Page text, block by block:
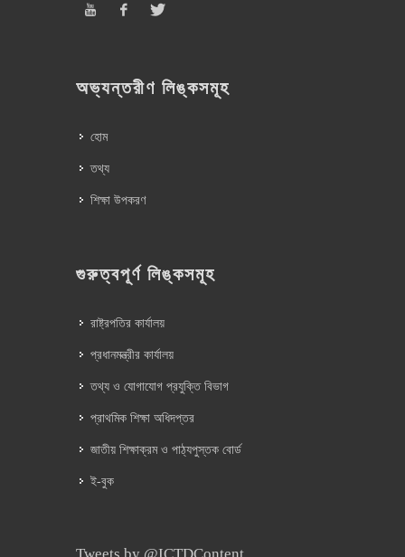
অভ্যন্তরীণ লিঙ্কসমূহ
হোম
তথ্য
শিক্ষা উপকরণ
গুরুত্বপূর্ণ লিঙ্কসমূহ
রাষ্ট্রপতির কার্যালয়
প্রধানমন্ত্রীর কার্যালয়
তথ্য ও যোগাযোগ প্রযুক্তি বিভাগ
প্রাথমিক শিক্ষা অধিদপ্তর
জাতীয় শিক্ষাক্রম ও পাঠ্যপুস্তক বোর্ড
ই-বুক